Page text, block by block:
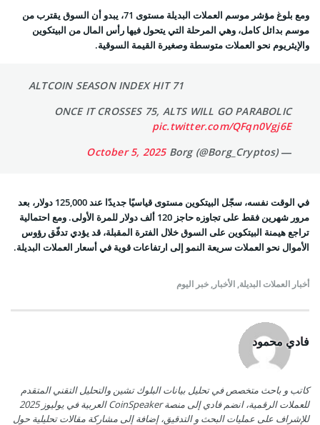
ومع بلوغ مؤشر موسم العملات البديلة مستوى 71، يبدو أن السوق يقترب من
موسم بدائل كامل، وهي المرحلة التي يتحول فيها رأس المال من البيتكوين
والإيثريوم نحو العملات متوسطة وصغيرة القيمة السوقية.
ALTCOIN SEASON INDEX HIT 71
ONCE IT CROSSES 75, ALTS WILL GO PARABOLIC
pic.twitter.com/QFqn0Vgj6E
— Borg (@Borg_Cryptos)
October 5, 2025
في الوقت نفسه، سجّل البيتكوين مستوى قياسيًا جديدًا عند 125,000 دولار، بعد
مرور شهرين فقط على تجاوزه حاجز 120 ألف دولار للمرة الأولى. ومع احتمالية
تراجع هيمنة البيتكوين على السوق خلال الفترة المقبلة، قد يؤدي تدفّق رؤوس
الأموال نحو العملات سريعة النمو إلى ارتفاعات قوية في أسعار العملات البديلة.
أخبار العملات البديلة, الأخبار, خبر اليوم
فادي محمود
كاتب و باحث متخصص في تحليل بيانات البلوك تشين والتحليل التقني المتقدم
للعملات الرقمية، انضم فادي إلى منصة CoinSpeaker العربية في يوليوز 2025
للإشراف على عمليات البحث و التدقيق، إضافة إلى مشاركة مقالات تحليلية حول